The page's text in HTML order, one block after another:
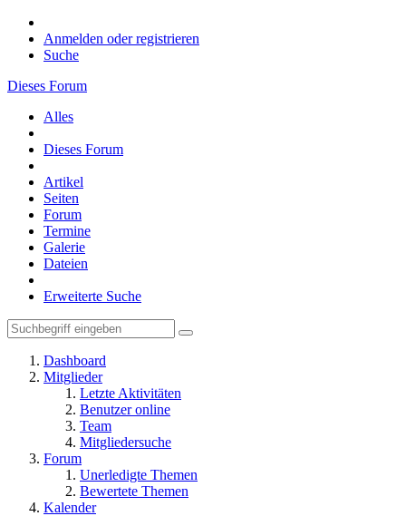
Anmelden oder registrieren
Suche
Dieses Forum
Alles
Dieses Forum
Artikel
Seiten
Forum
Termine
Galerie
Dateien
Erweiterte Suche
Dashboard
Mitglieder
Letzte Aktivitäten
Benutzer online
Team
Mitgliedersuche
Forum
Unerledigte Themen
Bewertete Themen
Kalender